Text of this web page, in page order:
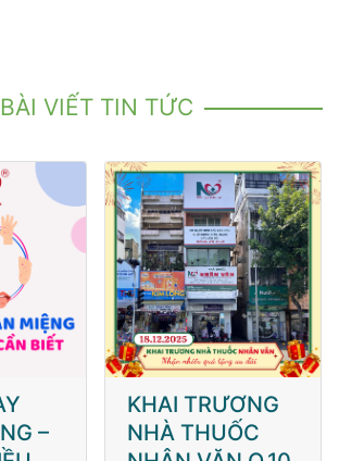
BÀI VIẾT TIN TỨC
–
KHAI TRƯƠNG
NHÀ THUỐC